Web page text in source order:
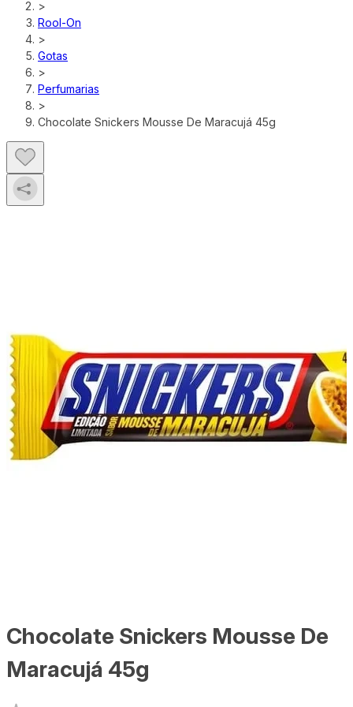
>
Rool-On
>
Gotas
>
Perfumarias
>
Chocolate Snickers Mousse De Maracujá 45g
Chocolate Snickers Mousse De
Maracujá 45g